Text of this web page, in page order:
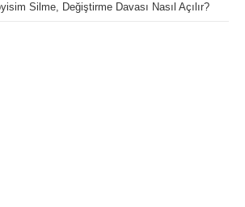
Silme, Değiştirme Davası Nasıl Açılır?